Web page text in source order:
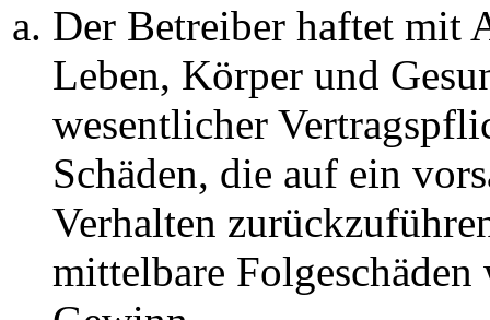
Der Betreiber haftet mit
Leben, Körper und
wesentlicher
Schäden, die auf ein
Verhalten
mittelbare Folgeschäden